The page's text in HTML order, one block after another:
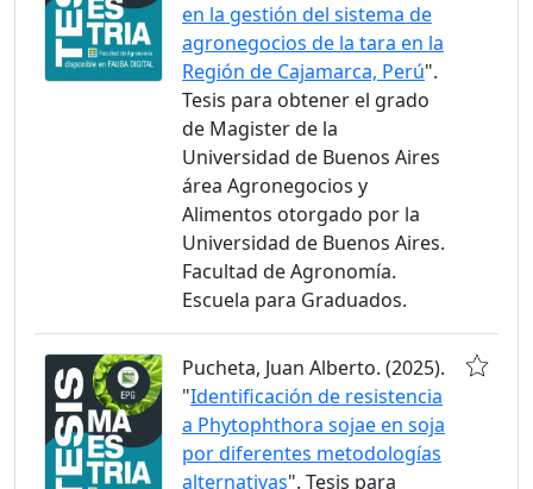
en la gestión del sistema de
agronegocios de la tara en la
Región de Cajamarca, Perú".
Tesis para obtener el grado
de Magister de la
Universidad de Buenos Aires
área Agronegocios y
Alimentos otorgado por la
Universidad de Buenos Aires.
Facultad de Agronomía.
Escuela para Graduados.
Pucheta, Juan Alberto. (2025).
"Identificación de resistencia
a Phytophthora sojae en soja
por diferentes metodologías
alternativas". Tesis para